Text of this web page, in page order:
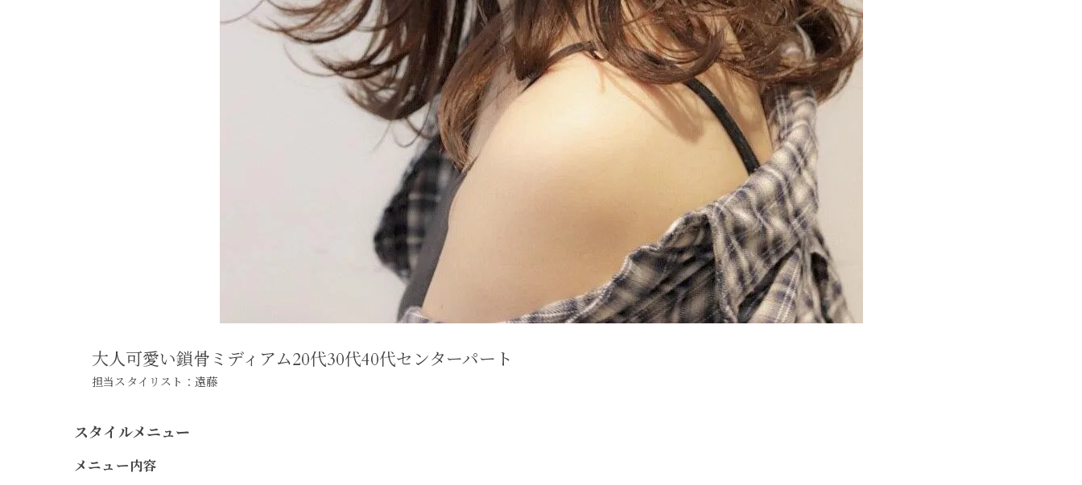
大人可愛い鎖骨ミディアム20代30代40代センターパート
担当スタイリスト：遠藤
スタイルメニュー
メニュー内容